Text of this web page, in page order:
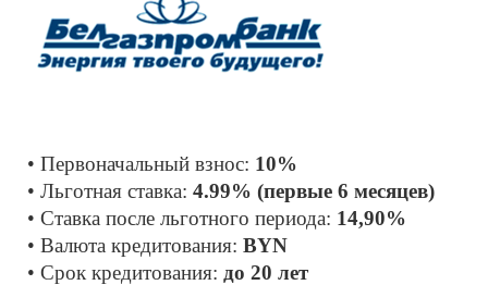
• Первоначальный взнос: 10%
• Льготная ставка: 4.99% (первые 6 месяцев)
• Ставка после льготного периода: 14,90%
• Валюта кредитования: BYN
• Срок кредитования: до 20 лет